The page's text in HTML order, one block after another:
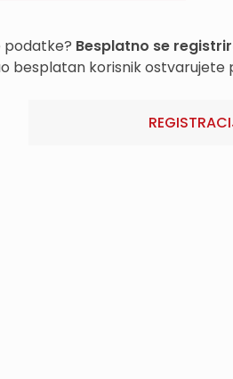
podatke? Besplatno se
besplatan korisnik ostvarujete